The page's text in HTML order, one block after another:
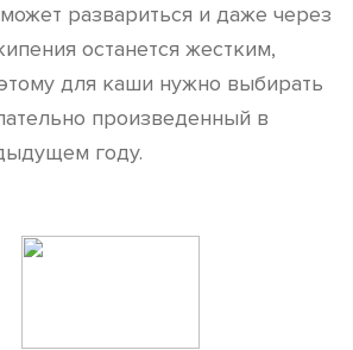
развариться и даже через
останется жестким,
для каши нужно выбирать
произведенный в
году.